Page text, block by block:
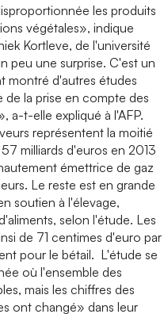
les produits
végétales», indique
Kortleve, de l'université
peu une surprise. C'est un
montré d'autres études
la prise en compte des
a-t-elle expliqué à l'AFP.
représentent la moitié
milliards d'euros en 2013
émettrice de gaz
Le reste est en grande
soutien à l'élevage,
selon l'étude. Les
de 71 centimes d'euro par
pour le bétail. L'étude se
où l'ensemble des
mais les chiffres des
ont changé» dans leur